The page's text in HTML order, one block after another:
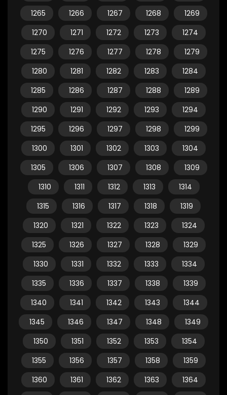
1265
1266 1267 1268
1269
1270
1271 1272 1273
1274
1275
1276 1277 1278
1279
1280
1281 1282 1283
1284
1285
1286 1287 1288
1289
1290
1291 1292 1293
1294
1295
1296 1297 1298
1299
1300
1301 1302 1303
1304
1305
1306 1307 1308
1309
1310
1311 1312 1313
1314
1315
1316 1317 1318
1319
1320
1321 1322 1323
1324
1325
1326 1327 1328
1329
1330
1331 1332 1333
1334
1335
1336 1337 1338
1339
1340
1341 1342 1343
1344
1345
1346 1347 1348
1349
1350
1351 1352 1353
1354
1355
1356 1357 1358
1359
1360
1361 1362 1363
1364